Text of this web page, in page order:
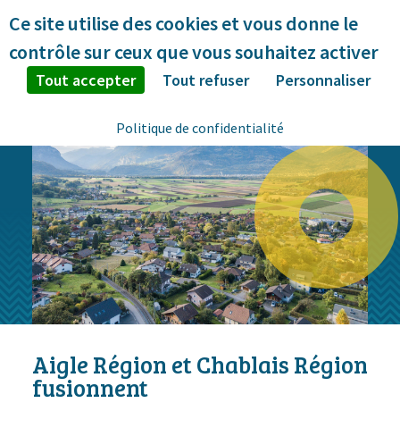
Aigle Région et Chablais Région
fusionnent
Ce site utilise des cookies et vous donne le
contrôle sur ceux que vous souhaitez activer
Tout accepter Tout refuser Personnaliser
Politique de confidentialité